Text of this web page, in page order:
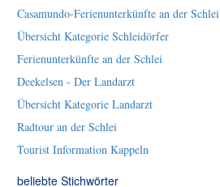
Casamundo-Ferienunterkünfte an der Schlei
Übersicht Kategorie Schleidörfer
Ferienunterkünfte an der Schlei
Deekelsen - Der Landarzt
Übersicht Kategorie Landarzt
Radtour an der Schlei
Tourist Information Kappeln
beliebte Stichwörter